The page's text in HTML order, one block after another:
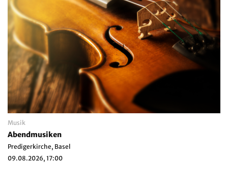
Musik
Abendmusiken
Predigerkirche, Basel
09.08.2026, 17:00